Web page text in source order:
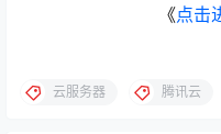
《点击
云服务器 腾讯云